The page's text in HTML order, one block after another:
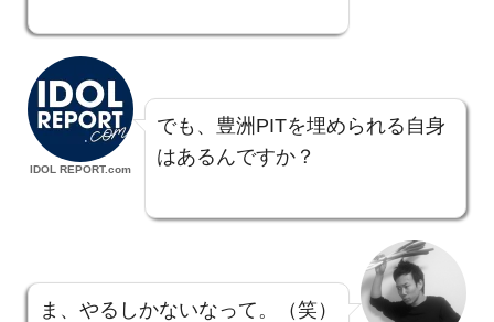
IDOL REPORT.com
でも、豊洲PITを埋められる自身
はあるんですか？
ま、やるしかないなって。（笑）